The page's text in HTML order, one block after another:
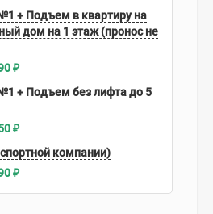
+ Подъем в квартиру на
дом на 1 этаж (пронос не
₽
+ Подъем без лифта до 5
₽
компании)
₽